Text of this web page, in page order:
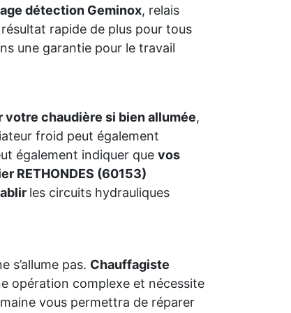
détection Geminox, relais
rapide de plus pour tous
une garantie pour le travail
chaudière si bien allumée,
froid peut également
également indiquer que vos
RETHONDES (60153)
les circuits hydrauliques
s’allume pas. Chauffagiste
opération complexe et nécessite
vous permettra de réparer